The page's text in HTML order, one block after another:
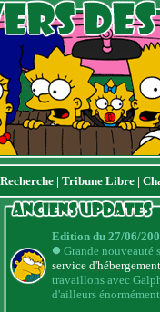
Recherche| Tribune Libre |
Edition du 27/06/
Grande nouveauté
service d'hébergement
travaillons avec
d'ailleurs